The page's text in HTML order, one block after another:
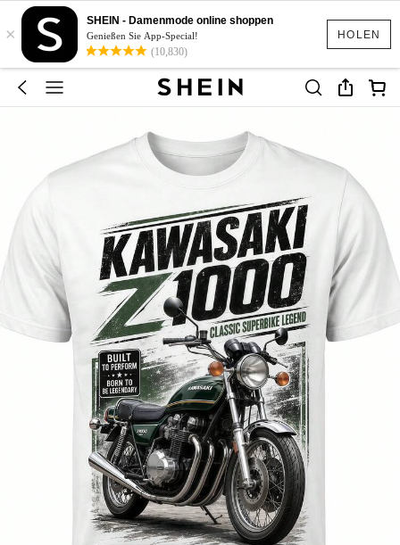
HOLEN
×
SHEIN - Damenmode online shoppen
Genießen Sie App-Special!
(10,830)